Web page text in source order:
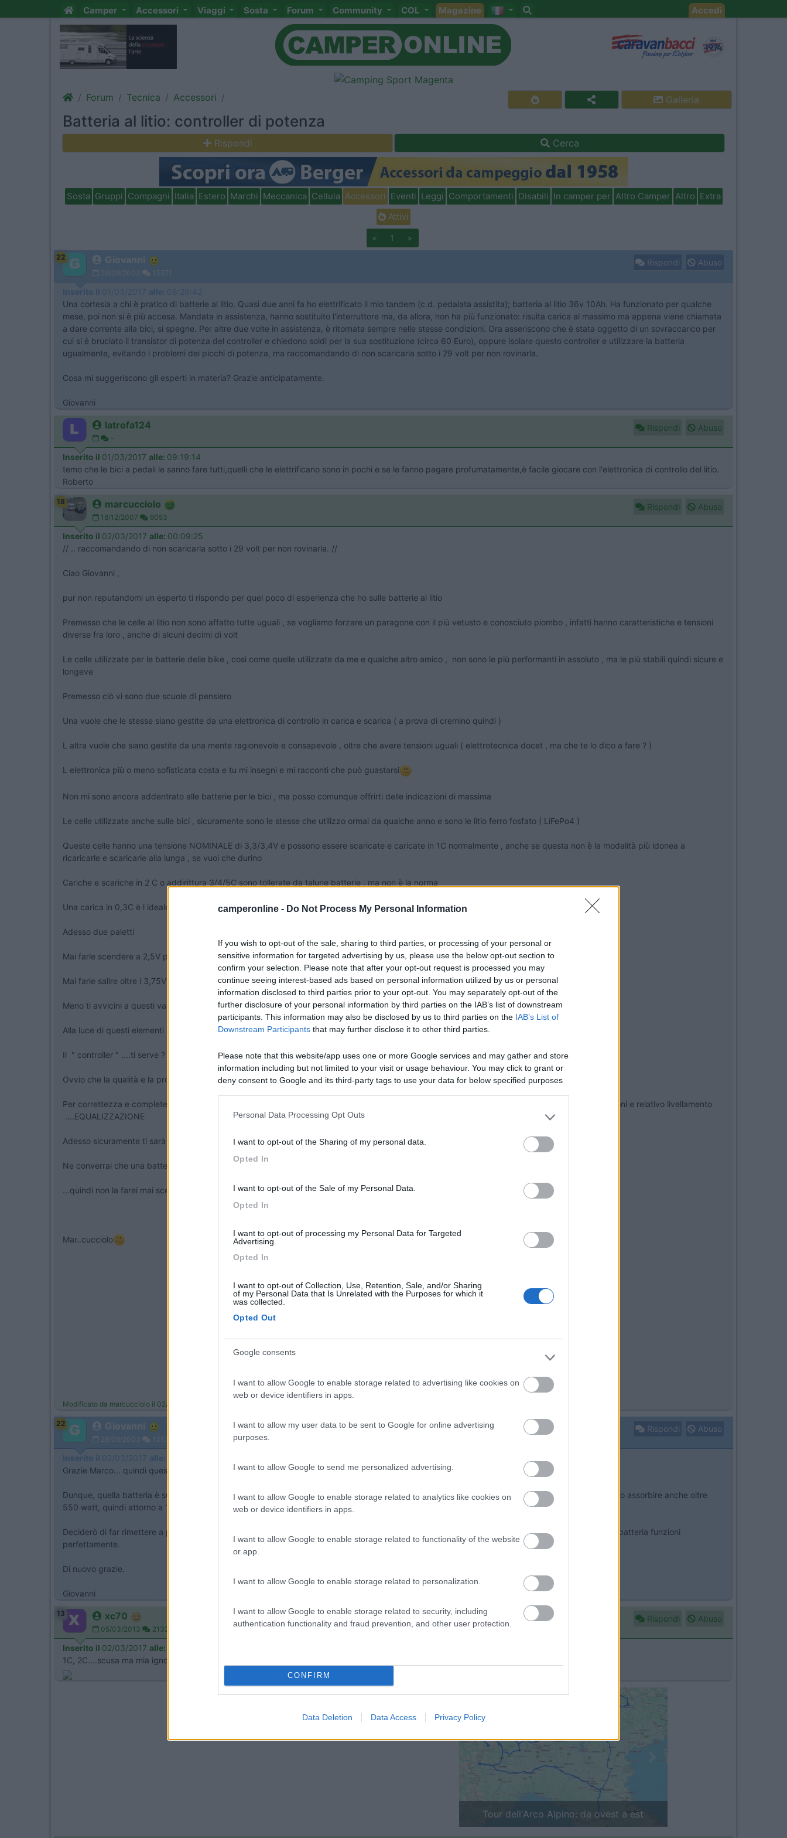
camperonline - Do Not Process My Personal Information
If you wish to opt-out of the sale, sharing to third parties, or processing of your personal or
sensitive information for targeted advertising by us, please use the below opt-out section to
confirm your selection. Please note that after your opt-out request is processed you may
continue seeing interest-based ads based on personal information utilized by us or personal
information disclosed to third parties prior to your opt-out. You may separately opt-out of the
further disclosure of your personal information by third parties on the IAB’s list of downstream
participants. This information may also be disclosed by us to third parties on the IAB’s List of
Downstream Participants that may further disclose it to other third parties.
Please note that this website/app uses one or more Google services and may gather and store
information including but not limited to your visit or usage behaviour. You may click to grant or
deny consent to Google and its third-party tags to use your data for below specified purposes
Personal Data Processing Opt Outs
I want to opt-out of the Sharing of my personal data.
Opted In
I want to opt-out of the Sale of my Personal Data.
Opted In
I want to opt-out of processing my Personal Data for Targeted
Advertising.
Opted In
I want to opt-out of Collection, Use, Retention, Sale, and/or Sharing
of my Personal Data that Is Unrelated with the Purposes for which it
was collected.
Opted Out
Google consents
I want to allow Google to enable storage related to advertising like cookies on
web or device identifiers in apps.
I want to allow my user data to be sent to Google for online advertising
purposes.
I want to allow Google to send me personalized advertising.
I want to allow Google to enable storage related to analytics like cookies on
web or device identifiers in apps.
I want to allow Google to enable storage related to functionality of the website
or app.
I want to allow Google to enable storage related to personalization.
I want to allow Google to enable storage related to security, including
authentication functionality and fraud prevention, and other user protection.
CONFIRM
Data Deletion Data Access Privacy Policy
Camper Accessori Viaggi Sosta Forum Community COL Magazine Accedi
Forum Tecnica Accessori Galleria
Batteria al litio: controller di potenza
Rispondi Cerca
Sosta Gruppi Compagni Italia Estero Marchi Meccanica Cellula Accessori Eventi Leggi Comportamenti Disabili In camper per Altro Camper Altro Extra
Attivi
< 1 >
22 Giovanni
28/08/2003 13571
Rispondi Abuso
Inserito il 01/03/2017 alle: 08:29:42
Una cortesia a chi è pratico di batterie al litio. Quasi due anni fa ho elettrificato il mio tandem (c.d. pedalata assistita); batteria al litio 36v 10Ah. Ha funzionato per qualche
mese, poi non si è più accesa. Mandata in assistenza, hanno sostituito l'interruttore ma, da allora, non ha più funzionato: risulta carica al massimo ma appena viene chiamata
a dare corrente alla bici, si spegne. Per altre due volte in assistenza, è ritornata sempre nelle stesse condizioni. Ora asseriscono che è stata oggetto di un sovraccarico per
cui si è bruciato il transistor di potenza del controller e chiedono soldi per la sua sostituzione (circa 60 Euro), oppure isolare questo controller e utilizzare la batteria
ugualmente, evitando i problemi dei picchi di potenza, ma raccomandando di non scaricarla sotto i 29 volt per non rovinarla.
Cosa mi suggeriscono gli esperti in materia? Grazie anticipatamente.
Giovanni
latrofa124
-
Rispondi Abuso
Inserito il 01/03/2017 alle: 09:19:14
temo che le bici a pedali le sanno fare tutti,quelli che le elettrificano sono in pochi e se le fanno pagare profumatamente,è facile giocare con l'elettronica di controllo del litio.
Roberto
18 marcucciolo
18/12/2007 9053
Rispondi Abuso
Inserito il 02/03/2017 alle: 00:09:25
// .. raccomandando di non scaricarla sotto i 29 volt per non rovinarla. //
Ciao Giovanni ,
pur non reputandomi un esperto ti rispondo per quel poco di esperienza che ho sulle batterie al litio
Premesso che le celle al litio non sono affatto tutte uguali , se vogliamo forzare un paragone con il più vetusto e conosciuto piombo , infatti hanno caratteristiche e tensioni
diverse fra loro , anche di alcuni decimi di volt
Le celle utilizzate per le batterie delle bike , così come quelle utilizzate da me e qualche altro amico , non sono le più performanti in assoluto , ma le più stabili quindi sicure e
longeve
Premesso ciò vi sono due scuole di pensiero
Una vuole che le stesse siano gestite da una elettronica di controllo in carica e scarica ( a prova di cremino quindi )
L altra vuole che siano gestite da una mente ragionevole e consapevole , oltre che avere tensioni uguali ( elettrotecnica docet , ma che te lo dico a fare ? )
L elettronica più o meno sofisticata costa e tu mi insegni e mi racconti che può guastarsi
Non mi sono ancora addentrato alle batterie per le bici , ma posso comunque offrirti delle indicazioni di massima
Le celle utilizzate anche sulle bici , sicuramente sono le stesse che utilizzo ormai da qualche anno e sono le litio ferro fosfato ( LiFePo4 )
Queste celle hanno una tensione NOMINALE di 3,3/3,4V e possono essere scaricate e caricate in 1C normalmente , anche se questa non è la modalità più idonea a
ricaricarle e scaricarle alla lunga , se vuoi che durino
Cariche e scariche in 2 C o addirittura 3/4/5C sono tollerate da talune batterie , ma non è la norma
Una carica in 0,3C è l ideale anche per celle non prestanti ( di qualità dubbia , insomma quelle delle batterie da combattimento per intenderci )
Adesso due paletti
Mai farle scendere a 2,5V per cella ( meglio se 2,6/2,7V )
Mai farle salire oltre i 3,75V per cella
Meno ti avvicini a questi valori più resti in sicurezza
Alla luce di questi elementi
Il " controller " ....ti serve ?
Ovvio che la qualità e la provenienza delle celle fa la differenza , rispetto ai valori che ti ho indicato
Per correttezza e completezza di informazione , le celle richiedono una manutenzione ORDINARIA , consistente nel controllo delle SINGOLE tensioni e relativo livellamento
....EQUALIZZAZIONE
Adesso sicuramente ti sarà più chiaro ( ovvio ) , il perché le batterie meglio assemblarle in autonomia , ove possibile
Ne converrai che una batteria da 36 volt nominali , altro non è che un multiplo di 3,3/3,4V , quindi almeno una serie di 12 celle
...quindi non la farei mai scendere sotto 31,2V
Mar..cucciolo
Modificato da marcucciolo il 02/03/2017 alle 00:19:10
22 Giovanni
28/08/2003 13571
Rispondi Abuso
Inserito il 02/03/2017 alle:
Grazie Marco... quindi questo cavolo di controller è meglio che ci sia o no?
Dunque, quella batteria è su un motore che, secondo il display, in alcune circostanze (salite ripide anche se di breve entità - tipo un ponte) ho visto assorbire anche oltre
550 watt, quindi attorno a 15-16A (batteria LiFePo4, 36v, 10Ah).
Deciderò di far rimettere a posto questo controller, pagherò anche se in garanzia, ma pagherò solo dopo aver testato che al quarto intervento, la batteria funzioni
perfettamente.
Di nuovo grazie.
Giovanni
13 xc70
05/03/2013 2132
Rispondi Abuso
Inserito il 02/03/2017 alle:
1C, 2C....scusa ma mia ignoranza...cosa significa?
Finlandia in camper: il piccolo sentiero
Previous